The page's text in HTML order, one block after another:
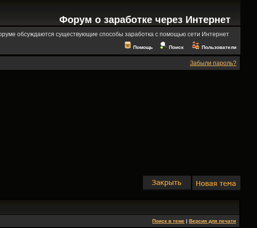
Форум о заработке через Интернет
обсуждаются существующие способы заработка с помощью сети Интернет
Помощь Поиск Пользователи
Забыли пароль?
Поиск в теме | Версия для печати